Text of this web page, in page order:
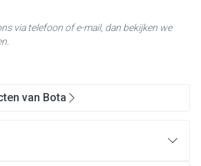
via telefoon of e-mail, dan bekijken we
van Bota